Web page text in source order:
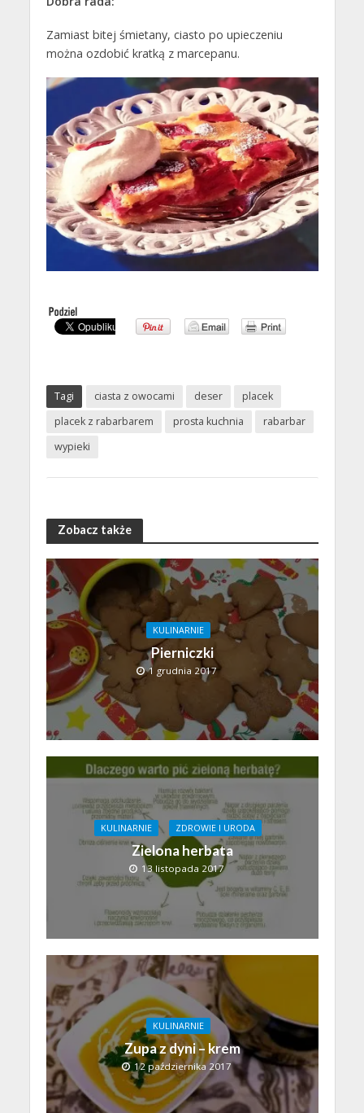
Zamiast bitej śmietany, ciasto po upieczeniu
można ozdobić kratką z marcepanu.
Tagi ciasta z owocami deser
placek
placek z rabarbarem
prosta kuchnia
rabarbar
wypieki
Zobacz także
KULINARNIE
Pierniczki
1 grudnia 2017
KULINARNIE ZDROWIE I URODA
Zielona herbata
13 listopada 2017
KULINARNIE
Zupa z dyni – krem
12 października 2017